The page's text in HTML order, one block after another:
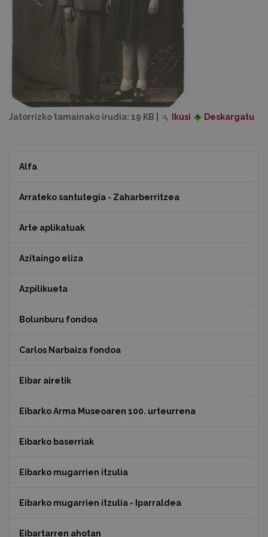
Jatorrizko tamainako irudia: 19 KB Ikusi Deskargatu
Alfa
Arrateko santutegia - Zaharberritzea
Arte aplikatuak
Azitaingo eliza
Azpilikueta
Bolunburu fondoa
Carlos Narbaiza fondoa
Eibar airetik
Eibarko Arma Museoaren 100. urteurrena
Eibarko baserriak
Eibarko mugarrien itzulia
Eibarko mugarrien itzulia - Iparraldea
Eibartarren ahotan